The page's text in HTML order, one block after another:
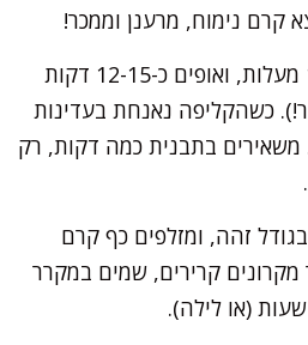
קרם נימוח, מרענן וממכר!
מחממים תנור ל-150 מעלות, ואופים כ-12-15 דקות
כשהקליפה נאנחת בעדינות
משאירים בתבנית כמה דקות, רק
זהה, ומזלפים כף קרם
קרירים, שמים במקרר
(או לילה).